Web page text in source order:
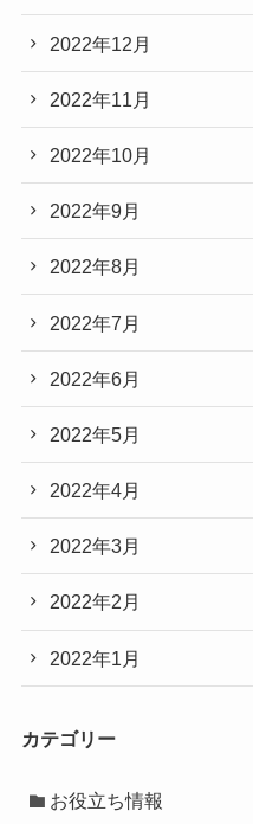
2022年12月
2022年11月
2022年10月
2022年9月
2022年8月
2022年7月
2022年6月
2022年5月
2022年4月
2022年3月
2022年2月
2022年1月
カテゴリー
お役立ち情報